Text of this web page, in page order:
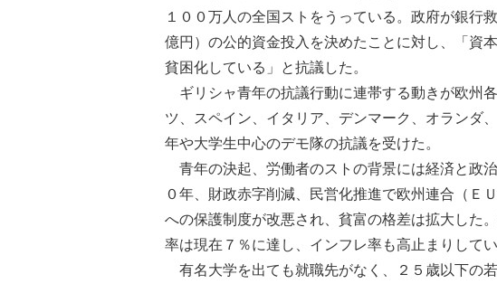
１００万人の全国ストをうっている。政府が銀行
億円）の公的資金投入を決めたことに対し、「資
貧困化している」と抗議した。
ギリシャ青年の抗議行動に連帯する動きが欧州
ツ、スペイン、イタリア、デンマーク、オランダ
年や大学生中心のデモ隊の抗議を受けた。
青年の決起、労働者のストの背景には経済と政
０年、財政赤字削減、民営化推進で欧州連合（Ｅ
への保護制度が改悪され、貧富の格差は拡大した
率は現在７％に達し、インフレ率も高止まりしてい
有名大学を出ても就職先がなく、２５歳以下の